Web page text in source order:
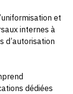
et
internes à
d’autorisation
dédiées